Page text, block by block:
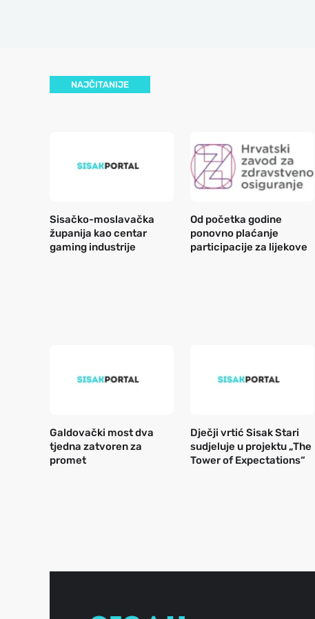
NAJČITANIJE
Sisačko-moslavačka
županija kao centar
gaming industrije
Od početka godine
ponovno plaćanje
participacije za lijekove
Galdovački most dva
tjedna zatvoren za
promet
Dječji vrtić Sisak Stari
sudjeluje u projektu „The
Tower of Expectations“